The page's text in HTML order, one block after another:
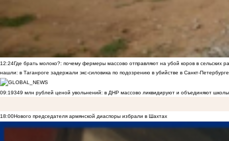
12:24Где брать молоко?: почему фермеры массово отправляют на убой коров в сельских
нашли: в Таганроге задержали экс-силовика по подозрению в убийстве в Санкт-Петербурге
09:19349 млн рублей ценой увольнений: в ДНР массово ликвидируют и объединяют
18:00Нового председателя армянской диаспоры избрали в Шахтах